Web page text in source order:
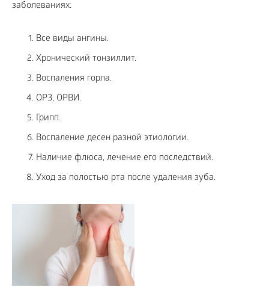
заболеваниях:
Все виды ангины.
Хронический тонзиллит.
Воспаления горла.
ОРЗ, ОРВИ.
Грипп.
Воспаление десен разной этиологии.
Наличие флюса, лечение его последствий.
Уход за полостью рта после удаления зуба.